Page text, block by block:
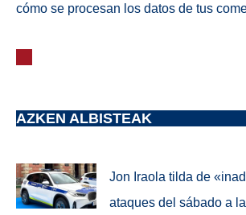
cómo se procesan los datos de tus
AZKEN ALBISTEAK
Jon Iraola tilda de
ataques del sábado a